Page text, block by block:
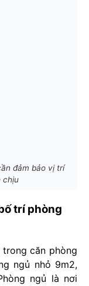
đảm bảo vị trí
chịu
trí phòng
căn phòng
ngủ nhỏ 9m2,
ngủ là nơi